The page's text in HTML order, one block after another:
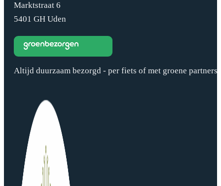
Marktstraat 6
5401 GH Uden
Altijd duurzaam bezorgd - per fiets of met groene partners